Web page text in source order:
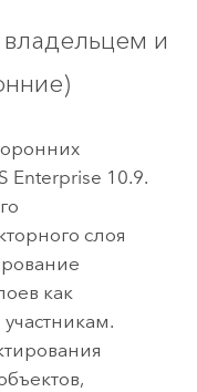
и
Enterprise 10.9.
слоя
как